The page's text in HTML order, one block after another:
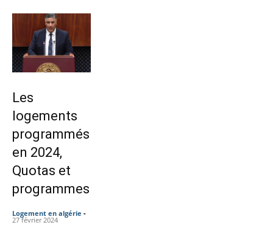
Les
logements
programmés
en 2024,
Quotas et
programmes
Logement en algérie -
27 février 2024